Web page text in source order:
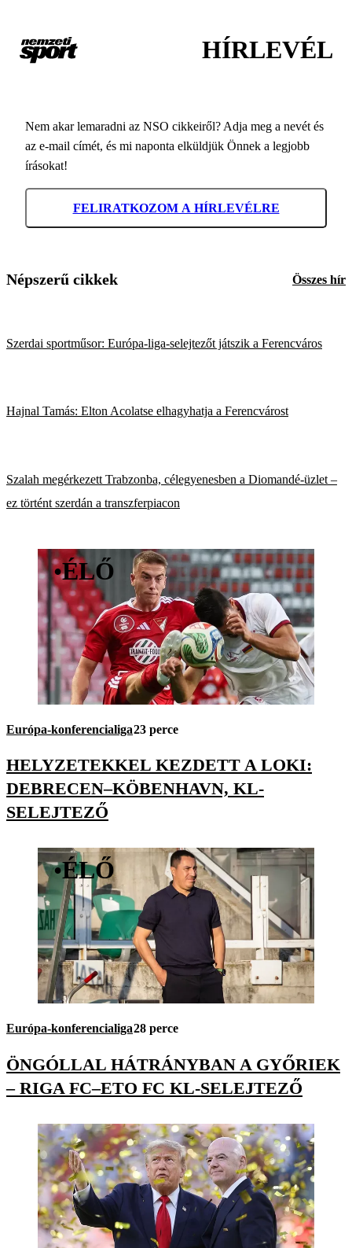
HÍRLEVÉL
Nem akar lemaradni az NSO cikkeiről? Adja meg a nevét és
az e-mail címét, és mi naponta elküldjük Önnek a legjobb
írásokat!
FELIRATKOZOM A HÍRLEVÉLRE
Népszerű cikkek Összes hír
Szerdai sportműsor: Európa-liga-selejtezőt játszik a Ferencváros
Hajnal Tamás: Elton Acolatse elhagyhatja a Ferencvárost
Szalah megérkezett Trabzonba, célegyenesben a Diomandé-üzlet –
ez történt szerdán a transzferpiacon
•ÉLŐ
Európa-konferencialiga23 perce
HELYZETEKKEL KEZDETT A LOKI:
DEBRECEN–KÖBENHAVN, KL-
SELEJTEZŐ
•ÉLŐ
Európa-konferencialiga28 perce
ÖNGÓLLAL HÁTRÁNYBAN A GYŐRIEK
– RIGA FC–ETO FC KL-SELEJTEZŐ